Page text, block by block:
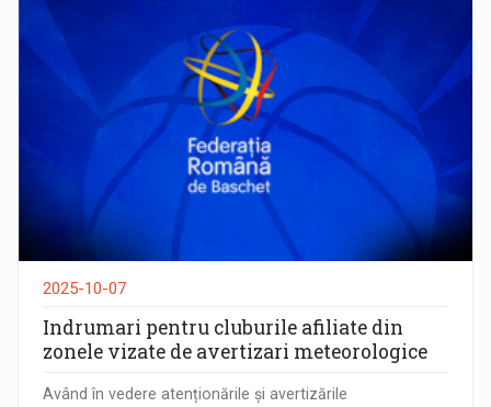
2025-10-07
Indrumari pentru cluburile afiliate din
zonele vizate de avertizari meteorologice
Având în vedere atenționările și avertizările